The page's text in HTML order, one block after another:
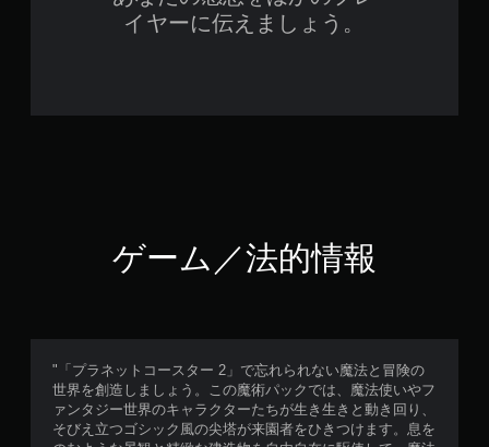
イヤーに伝えましょう。
ゲーム／法的情報
"「プラネットコースター 2」で忘れられない魔法と冒険の
世界を創造しましょう。この魔術パックでは、魔法使いやフ
ァンタジー世界のキャラクターたちが生き生きと動き回り、
そびえ立つゴシック風の尖塔が来園者をひきつけます。息を